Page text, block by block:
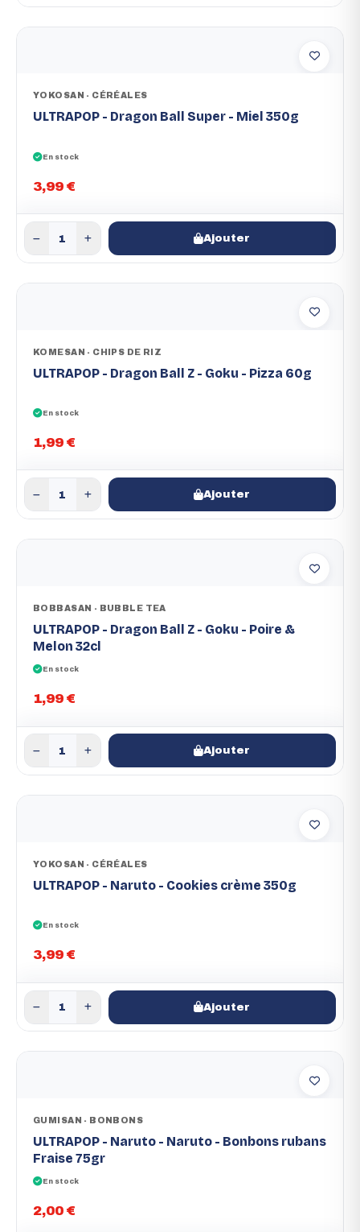
YOKOSAN - CÉRÉALES
ULTRAPOP - Dragon Ball Super - Miel 350g
En stock
3,99 €
Ajouter
KOMESAN - CHIPS DE RIZ
ULTRAPOP - Dragon Ball Z - Goku - Pizza 60g
En stock
1,99 €
Ajouter
BOBBASAN - BUBBLE TEA
ULTRAPOP - Dragon Ball Z - Goku - Poire &
Melon 32cl
En stock
1,99 €
Ajouter
YOKOSAN - CÉRÉALES
ULTRAPOP - Naruto - Cookies crème 350g
En stock
3,99 €
Ajouter
GUMISAN - BONBONS
ULTRAPOP - Naruto - Naruto - Bonbons rubans
Fraise 75gr
En stock
2,00 €